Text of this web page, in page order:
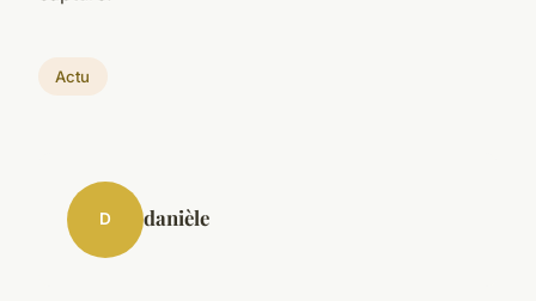
Actu
D danièle